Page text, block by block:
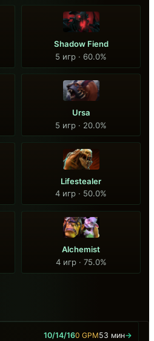
Shadow Fiend
5 игр · 60.0%
Ursa
5 игр · 20.0%
Lifestealer
4 игр · 50.0%
Alchemist
4 игр · 75.0%
10/14/160 GPM53 мин→